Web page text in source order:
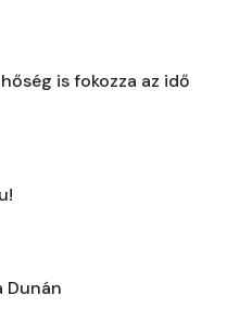
is fokozza az idő
Dunán